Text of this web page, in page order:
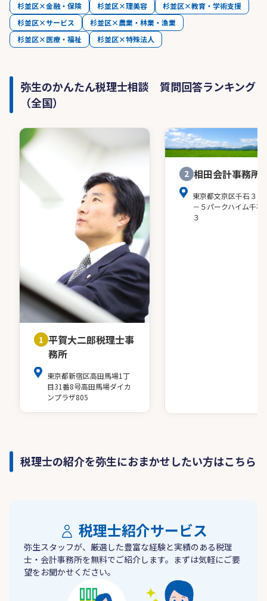
杉並区×金融・保険
杉並区×理美容
杉並区×教育・学術支援
杉並区×サービス
杉並区×農業・林業・漁業
杉並区×医療・福祉
杉並区×特殊法人
弥生のかんたん税理士相談 質問回答ランキング
（全国）
1 平賀大二郎税理士事
務所
東京都新宿区高田馬場1丁
目31番8号高田馬場ダイカ
ンプラザ805
2 相田会計事務所
東京都文京区千石３－
－５パークハイム千石
３
税理士の紹介を弥生におまかせしたい方はこちら
税理士紹介サービス
弥生スタッフが、厳選した豊富な経験と実績のある税理
士・会計事務所を無料でご紹介します。まずは気軽にご要
望をお聞かせください。